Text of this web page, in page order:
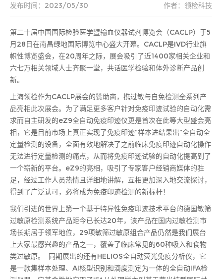
发布时间：2023/05/30 作者：领检科技
第二十届中国国际检验医学暨输血仪器试剂博览会（CACLP）于5
月28日在南昌绿地国际博览中心盛大开幕。CACLP是IVD行业旗
帜性博览盛会，在20周年之际，展会吸引了近1400家相关企业和
六七万相关领域人士齐聚一堂，共话医学检验和体外诊断产品创
新。
上海领检作为CACLP展会的赞助商，携过敏与自免检测全系列产
品亮相此次展会。为了满足更多客户针对免疫印迹试验的自动化需
求而自主研发的eZ9全自动免疫印迹仪更是首次在此等大型盛会亮
相，它是目前市场上真正实现了免疫印迹“样本进结果出”全自动全
定量检测的设备，全面有效地解决了之前临床免疫印迹自动化操作
无法进行定量检测的痛点，从而将免疫印迹试验的自动化提高到了
一个崭新的平台。eZ9的亮相，吸引了专家客户经销商媒体的驻
足，经过工作人员热情且详细地讲解，互相更加深入地交流探讨，
得到了广泛认可，必将成为免疫印迹检测的新标杆！
我们引进的世界上第一个基于特异性免疫印迹技术平台的德国敏筛
过敏原检测系统产品距今已长达20年，该产品在国内过敏检测市
场长期居于领军地位，29项敏筛过敏原组合产品仍然是我们展台
上大家最感兴趣的产品之一，覆盖了临床常见的60种吸入和食物
类过敏原。 同期展出的还有HELIOS全自动荧光免疫分析仪，它
是一款集样本处理、AI核型识别和滴度测定为一体的全自动IFA检